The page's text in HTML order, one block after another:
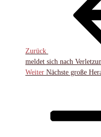
Zurück
meldet sich nach
Nächster
Weiter Nächste große